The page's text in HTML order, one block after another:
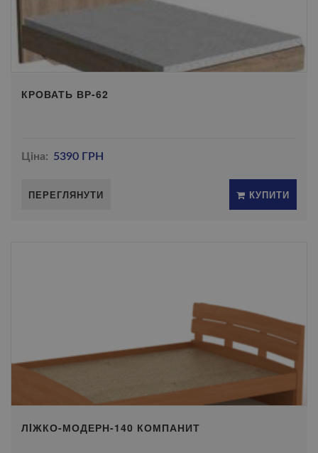
КРОВАТЬ ВР-62
Ціна: 5390 ГРН
ПЕРЕГЛЯНУТИ КУПИТИ
ЛIЖКО-МОДЕРН-140 КОМПАНИТ